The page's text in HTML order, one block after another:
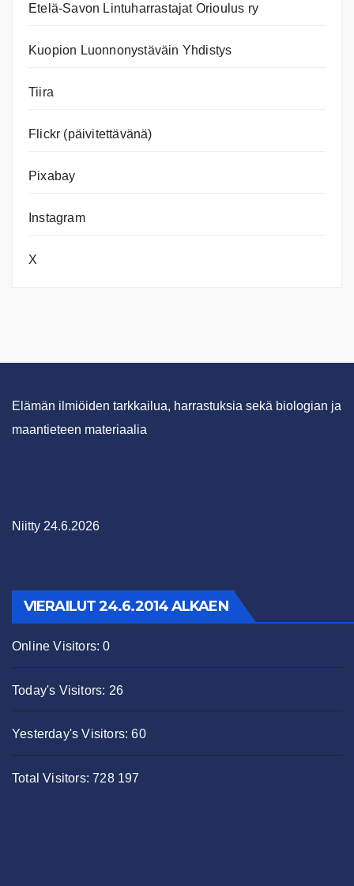
Etelä-Savon Lintuharrastajat Orioulus ry
Kuopion Luonnonystäväin Yhdistys
Tiira
Flickr (päivitettävänä)
Pixabay
Instagram
X
Elämän ilmiöiden tarkkailua, harrastuksia sekä biologian ja
maantieteen materiaalia
Niitty 24.6.2026
VIERAILUT 24.6.2014 ALKAEN
Online Visitors:0
Today's Visitors: 26
Yesterday's Visitors:60
Total Visitors:728 197